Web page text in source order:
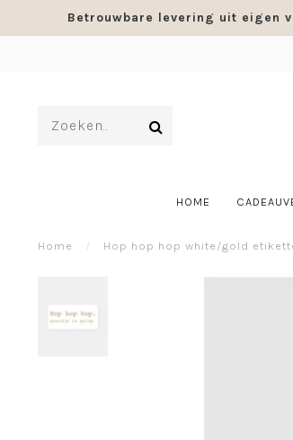
Betrouwbare levering uit eigen
HOME
Home / Hop hop hop white/gold